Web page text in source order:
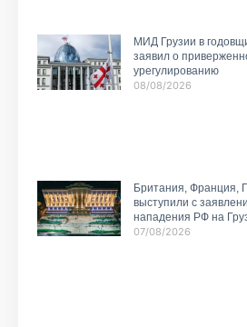
МИД Грузии в
заявил о
урегулированию
08/08/2026
Британия, Франция,
выступили с
нападения РФ на
07/08/2026